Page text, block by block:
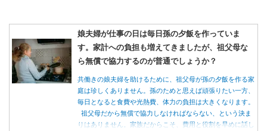
娘夫婦が仕事の日は毎日孫の夕飯を作っていま
す。家計への負担も増えてきましたが、祖父母な
ら無償で協力するのが普通でしょうか？
共働きの娘夫婦を助けるために、祖父母が孫の夕飯を作る家
庭は珍しくありません。孫のためと思えば頑張りたい一方、
毎日となると食費や光熱費、体力の負担は大きくなります。
祖父母だから無償で協力しなければならない、という決ま
りはありません。家族だからこそ、費用と役割を早めに話し